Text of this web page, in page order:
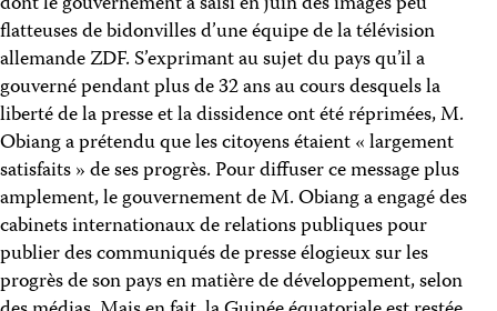
flatteuses de bidonvilles d’une équipe de la télévision
allemande ZDF. S’exprimant au sujet du pays qu’il a
gouverné pendant plus de 32 ans au cours desquels la
liberté de la presse et la dissidence ont été réprimées, M.
Obiang a prétendu que les citoyens étaient « largement
satisfaits » de ses progrès. Pour diffuser ce message plus
amplement, le gouvernement de M. Obiang a engagé des
cabinets internationaux de relations publiques pour
publier des communiqués de presse élogieux sur les
progrès de son pays en matière de développement, selon